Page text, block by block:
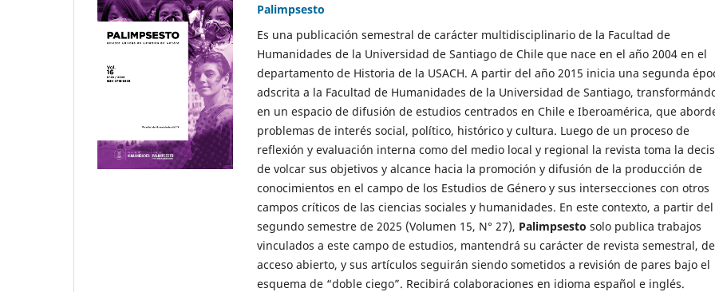
Palimpsesto
Es una publicación semestral de carácter multidisciplinario de la Facultad de
Humanidades de la Universidad de Santiago de Chile que nace en el año 2004 en el
departamento de Historia de la USACH. A partir del año 2015 inicia una segunda
adscrita a la Facultad de Humanidades de la Universidad de Santiago,
en un espacio de difusión de estudios centrados en Chile e Iberoamérica, que
problemas de interés social, político, histórico y cultura. Luego de un proceso de
reflexión y evaluación interna como del medio local y regional la revista toma la
de volcar sus objetivos y alcance hacia la promoción y difusión de la producción de
conocimientos en el campo de los Estudios de Género y sus intersecciones con otros
campos críticos de las ciencias sociales y humanidades. En este contexto, a partir del
segundo semestre de 2025 (Volumen 15, N° 27), Palimpsesto solo publica trabajos
vinculados a este campo de estudios, mantendrá su carácter de revista semestral, de
acceso abierto, y sus artículos seguirán siendo sometidos a revisión de pares bajo el
esquema de “doble ciego”. Recibirá colaboraciones en idioma español e inglés.